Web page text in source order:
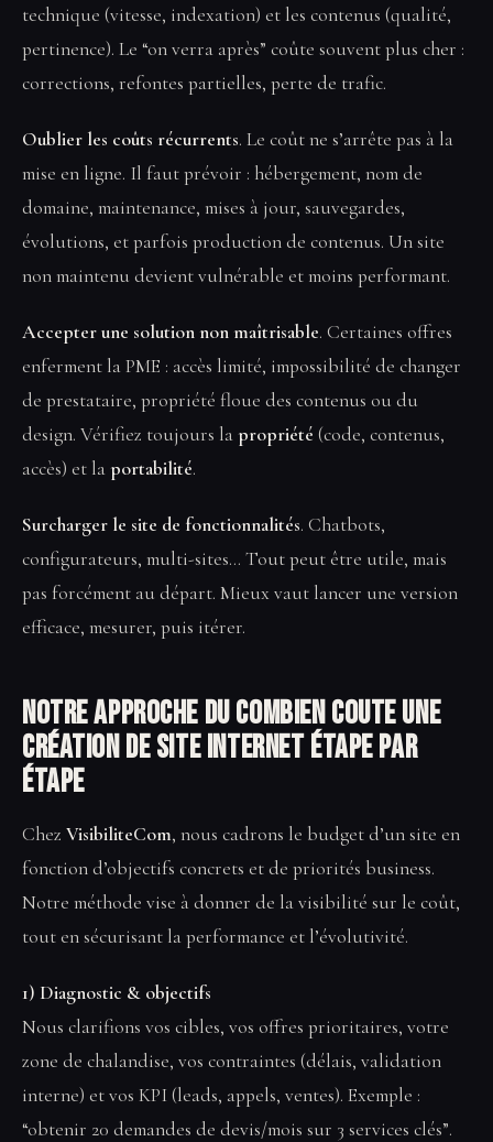
technique (vitesse, indexation) et les contenus (qualité,
pertinence). Le “on verra après” coûte souvent plus cher :
corrections, refontes partielles, perte de trafic.
Oublier les coûts récurrents. Le coût ne s’arrête pas à la
mise en ligne. Il faut prévoir : hébergement, nom de
domaine, maintenance, mises à jour, sauvegardes,
évolutions, et parfois production de contenus. Un site
non maintenu devient vulnérable et moins performant.
Accepter une solution non maîtrisable. Certaines offres
enferment la PME : accès limité, impossibilité de changer
de prestataire, propriété floue des contenus ou du
design. Vérifiez toujours lapropriété (code, contenus,
accès) et laportabilité.
Surcharger le site de fonctionnalités. Chatbots,
configurateurs, multi-sites… Tout peut être utile, mais
pas forcément au départ. Mieux vaut lancer une version
efficace, mesurer, puis itérer.
Notre approche du Combien coute une
création de site internet étape par
étape
Chez VisibiliteCom, nous cadrons le budget d’un site en
fonction d’objectifs concrets et de priorités business.
Notre méthode vise à donner de la visibilité sur le coût,
tout en sécurisant la performance et l’évolutivité.
1) Diagnostic & objectifs
Nous clarifions vos cibles, vos offres prioritaires, votre
zone de chalandise, vos contraintes (délais, validation
interne) et vos KPI (leads, appels, ventes). Exemple :
“obtenir 20 demandes de devis/mois sur 3 services clés”.